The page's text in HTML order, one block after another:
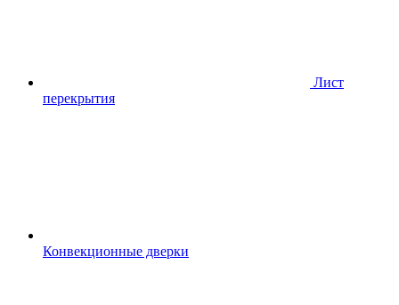
Лист
перекрытия
Конвекционные дверки